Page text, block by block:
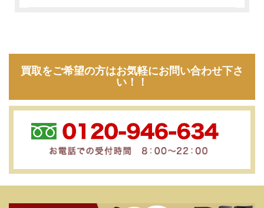
買取をご希望の方はお気軽にお問い合わせ下さ
い！！